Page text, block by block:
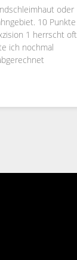
oder
10 Punkte
1 herrscht oft
ich nochmal